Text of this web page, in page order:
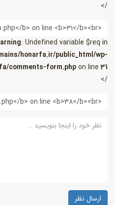
/>
ایمیل
: Undefined variable $req in
honarfa.ir/public_html/wp-
comments-form.phpon line31
/>